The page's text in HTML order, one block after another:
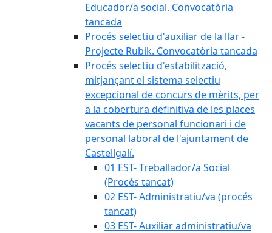
Educador/a social. Convocatòria
tancada
Procés selectiu d'auxiliar de la llar -
Projecte Rubik. Convocatòria tancada
Procés selectiu d'estabilització,
mitjançant el sistema selectiu
excepcional de concurs de mèrits, per
a la cobertura definitiva de les places
vacants de personal funcionari i de
personal laboral de l'ajuntament de
Castellgalí.
01 EST- Treballador/a Social
(Procés tancat)
02 EST- Administratiu/va (procés
tancat)
03 EST- Auxiliar administratiu/va